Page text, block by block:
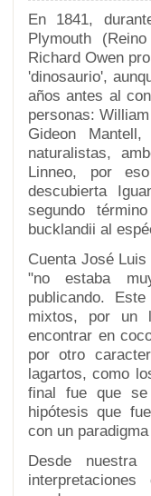
En 1841,
Plymouth
Richard Owen
'dinosaurio',
años antes al
personas:
Gideon
naturalistas,
Linneo, por
descubierta
segundo
bucklandii al
Cuenta José
"no estaba
publicando.
mixtos, por un
encontrar en
por otro
lagartos, como
final fue que se
hipótesis que
con un
Desde